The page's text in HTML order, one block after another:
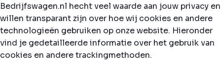
Bedrijfswagen.nl hecht veel waarde aan jouw privacy en
willen transparant zijn over hoe wij cookies en andere
technologieën gebruiken op onze website. Hieronder
vind je gedetailleerde informatie over het gebruik van
cookies en andere trackingmethoden.